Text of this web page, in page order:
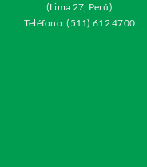
(Lima 27, Perú)
Teléfono: (511) 612 4700